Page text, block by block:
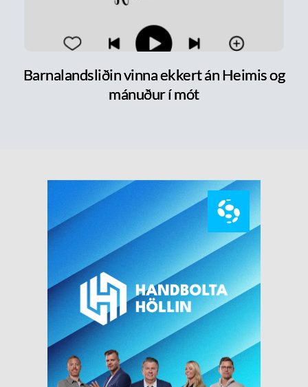
Barnalandsliðin vinna ekkert án Heimis og
mánuður í mót